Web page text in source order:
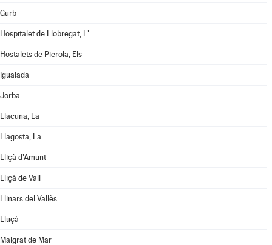
Gurb
Hospitalet de Llobregat, L'
Hostalets de Pierola, Els
Igualada
Jorba
Llacuna, La
Llagosta, La
Lliçà d'Amunt
Lliçà de Vall
Llinars del Vallès
Lluçà
Malgrat de Mar